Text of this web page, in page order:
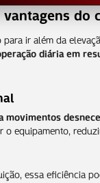
do
ir além da
diária em
movimentos
equipamento,
essa eficiência